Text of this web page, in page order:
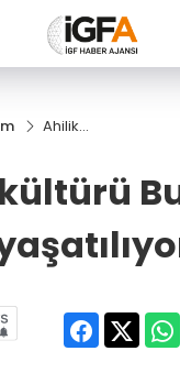
Ahilik
yaşatılıyor